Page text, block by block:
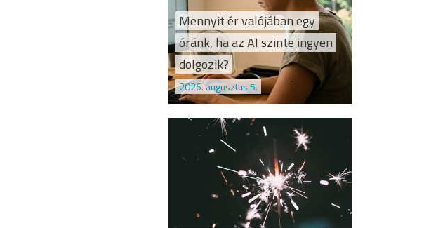
Mennyit ér valójában egy
óránk, ha az AI szinte ingyen
dolgozik?
2026. augusztus 5.